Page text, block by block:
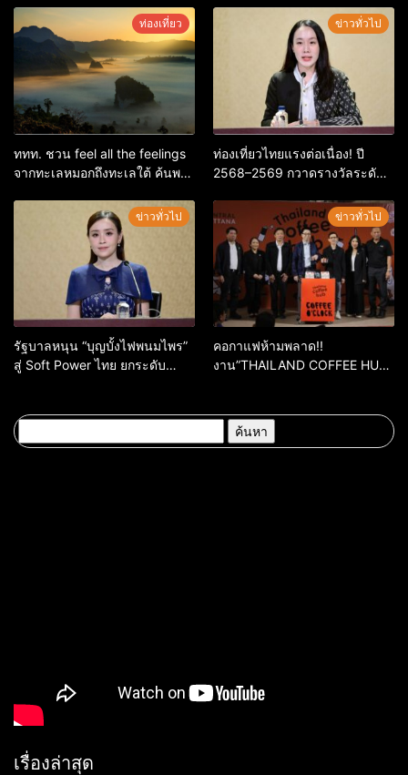
กิจกรรมร่วมโหวตชนะกว่า
10,000 คะแนน
ระดับเศรษฐกิจดิจิทัลอีสาน
ท่องเที่ยว
ททท. ชวน feel all the feelings
จากทะเลหมอกถึงทะเลใต้ ค้นพบ
ข่าวทั่วไป
ท่องเที่ยวไทยแรงต่อเนื่อง! ปี
2568–2569 กวาดรางวัลระดับ
จุดหมายปลายทางนักท่องเที่ยว
จากทั่วโลก
ข่าวทั่วไป
รัฐบาลหนุน “บุญบั้งไฟพนมไพร”
สู่ Soft Power ไทย ยกระดับ
ภูมิใจของชาติ
ข่าวทั่วไป
คอกาแฟห้ามพลาด!!
งาน”THAILAND COFFEE HUB
ขอนแก่น
สำหรับ:
เรื่องล่าสุด